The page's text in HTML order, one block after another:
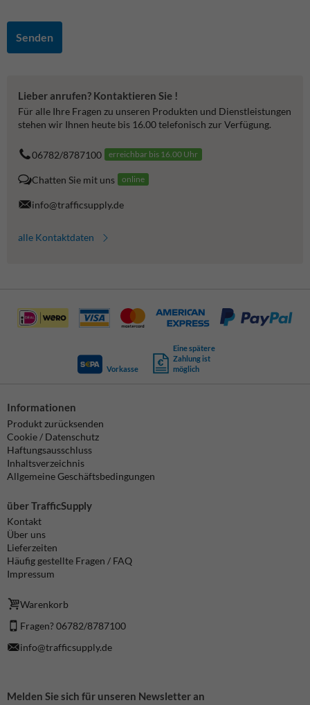
Senden
Lieber anrufen? Kontaktieren Sie !
Für alle Ihre Fragen zu unseren Produkten und Dienstleistungen
stehen wir Ihnen heute bis 16.00 telefonisch zur Verfügung.
06782/8787100 erreichbar bis 16.00 Uhr
Chatten Sie mit uns online
info@trafficsupply.de
alle Kontaktdaten
Vorkasse
Eine spätere
Zahlung ist
möglich
Informationen
Produkt zurücksenden
Cookie / Datenschutz
Haftungsausschluss
Inhaltsverzeichnis
Allgemeine Geschäftsbedingungen
über TrafficSupply
Kontakt
Über uns
Lieferzeiten
Häufig gestellte Fragen / FAQ
Impressum
Warenkorb
Fragen? 06782/8787100
info@trafficsupply.de
Melden Sie sich für unseren Newsletter an